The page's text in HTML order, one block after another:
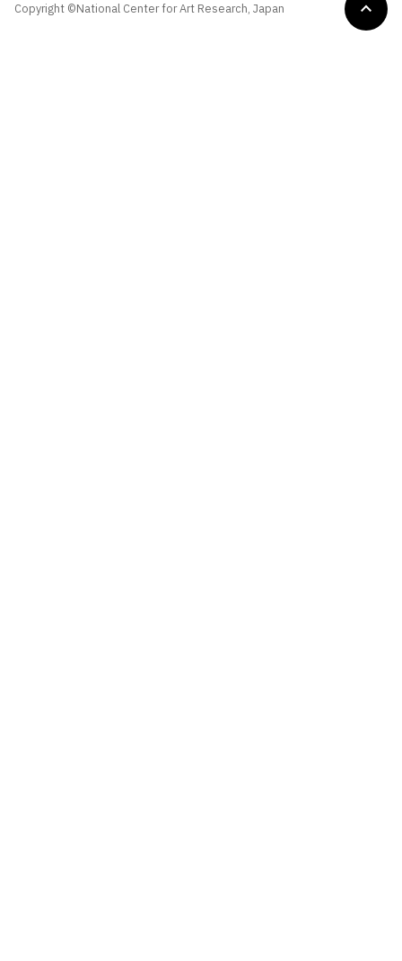
Copyright ©National Center for Art Research, Japan